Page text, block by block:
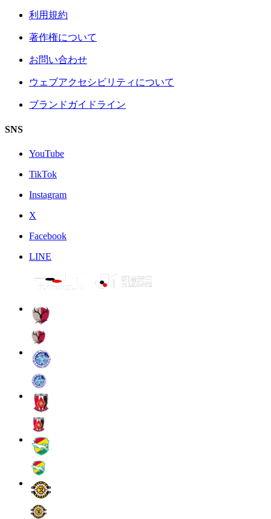
利用規約
著作権について
お問い合わせ
ウェブアクセシビリティについて
ブランドガイドライン
SNS
YouTube
TikTok
Instagram
X
Facebook
LINE